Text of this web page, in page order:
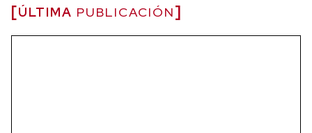
ÚLTIMA PUBLICACIÓN